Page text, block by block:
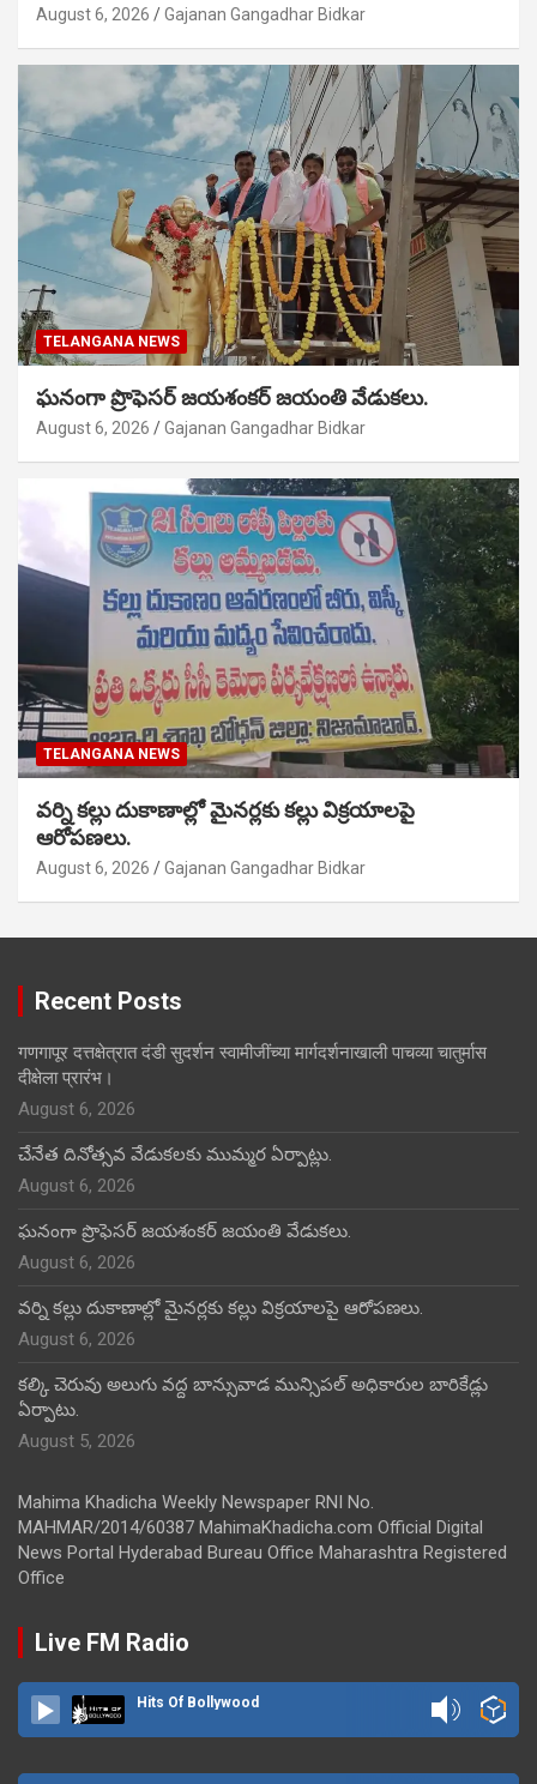
August 6, 2026 Gajanan Gangadhar Bidkar
TELANGANA NEWS
ఘనంగా ప్రొఫెసర్ జయశంకర్ జయంతి వేడుకలు.
August 6, 2026 Gajanan Gangadhar Bidkar
TELANGANA NEWS
వర్ని కల్లు దుకాణాల్లో మైనర్లకు కల్లు విక్రయాలపై
ఆరోపణలు.
August 6, 2026 Gajanan Gangadhar Bidkar
Recent Posts
गणगापूर दत्तक्षेत्रात दंडी सुदर्शन स्वामीजींच्या मार्गदर्शनाखाली पाचव्या चातुर्मास
दीक्षेला प्रारंभ।
August 6, 2026
చేనేత దినోత్సవ వేడుకలకు ముమ్మర ఏర్పాట్లు.
August 6, 2026
ఘనంగా ప్రొఫెసర్ జయశంకర్ జయంతి వేడుకలు.
August 6, 2026
వర్ని కల్లు దుకాణాల్లో మైనర్లకు కల్లు విక్రయాలపై ఆరోపణలు.
August 6, 2026
కల్కి చెరువు అలుగు వద్ద బాన్సువాడ మున్సిపల్ అధికారుల బారికేడ్లు
ఏర్పాటు.
August 5, 2026
Mahima Khadicha Weekly Newspaper RNI No.
MAHMAR/2014/60387 MahimaKhadicha.com Official Digital
News Portal Hyderabad Bureau Office Maharashtra Registered
Office
Live FM Radio
Hits Of Bollywood